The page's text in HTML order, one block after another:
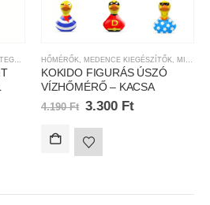
TÉLIESÍTŐ FOLYADÉK,VEGYSZEREK
HŐMÉRŐK, MEDENCE KIEGÉSZÍTŐK, MINDEN KATEGÓRIA
KOKIDO FIGURÁS ÚSZÓ
VÍZHŐMÉRŐ – KACSA
4.190Ft 3.300 Ft